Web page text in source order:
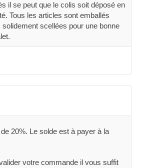
il se peut que le colis soit déposé en
Tous les articles sont emballés
scellées pour une bonne
20%. Le solde est à payer à la
votre commande il vous suffit